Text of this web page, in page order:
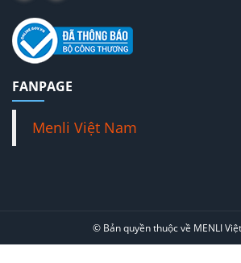
FANPAGE
Menli Việt Nam
© Bản quyền thuộc về MENLI